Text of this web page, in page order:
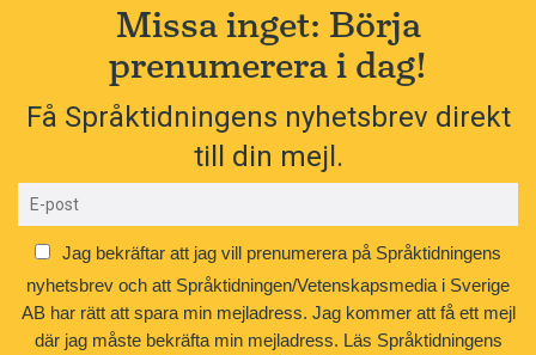
Missa inget: Börja
prenumerera i dag!
Få Språktidningens nyhetsbrev direkt
till din mejl.
Jag bekräftar att jag vill prenumerera på Språktidningens
nyhetsbrev och att Språktidningen/Vetenskapsmedia i Sverige
AB har rätt att spara min mejladress. Jag kommer att få ett mejl
där jag måste bekräfta min mejladress. Läs Språktidningens